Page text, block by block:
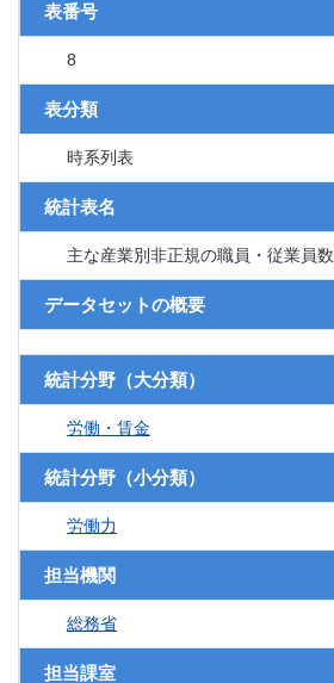
表番号
8
表分類
時系列表
統計表名
主な産業別非正規の職員・従業員数
データセットの概要
統計分野（大分類）
労働・賃金
統計分野（小分類）
労働力
担当機関
総務省
担当課室